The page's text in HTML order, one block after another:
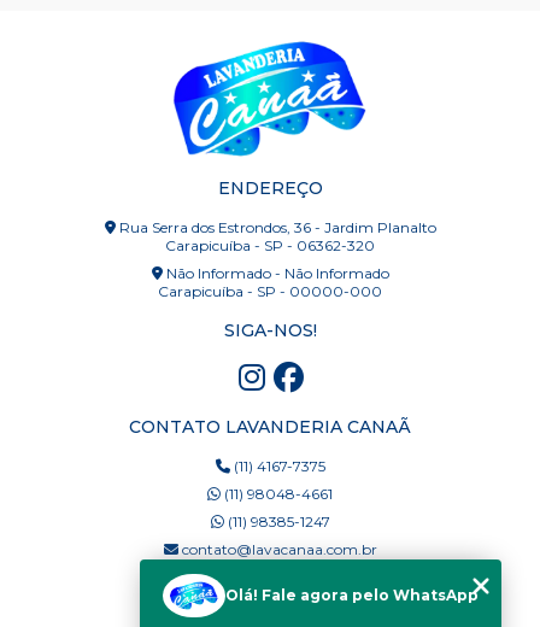
ENDEREÇO
Rua Serra dos Estrondos, 36 - Jardim Planalto
Carapicuíba - SP - 06362-320
Não Informado - Não Informado
Carapicuíba - SP - 00000-000
SIGA-NOS!
CONTATO LAVANDERIA CANAÃ
(11) 4167-7375
(11) 98048-4661
(11) 98385-1247
contato@lavacanaa.com.br
MENU
Olá! Fale agora pelo WhatsApp